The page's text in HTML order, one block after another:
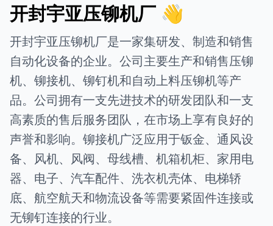
开封宇亚压铆机厂 👋
开封宇亚压铆机厂是一家集研发、制造和销售
自动化设备的企业。公司主要生产和销售压铆
机、铆接机、铆钉机和自动上料压铆机等产
品。公司拥有一支先进技术的研发团队和一支
高素质的售后服务团队，在市场上享有良好的
声誉和影响。铆接机广泛应用于钣金、通风设
备、风机、风阀、母线槽、机箱机柜、家用电
器、电子、汽车配件、洗衣机壳体、电梯轿
底、航空航天和物流设备等需要紧固件连接或
无铆钉连接的行业。